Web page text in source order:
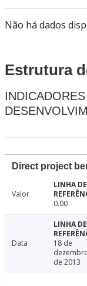
Não há dados
Estrutura
Direct project
Valor
0.00
Data
18 de
de 2013